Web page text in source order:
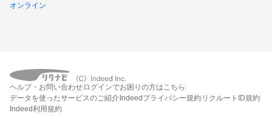
オンライン
締切：なし
ヘルプ・お問い合わせ ログインでお困りの方はこちら
データを使ったサービスのご紹介 Indeedプライバシー規約 リクルートID規約
Indeed利用規約